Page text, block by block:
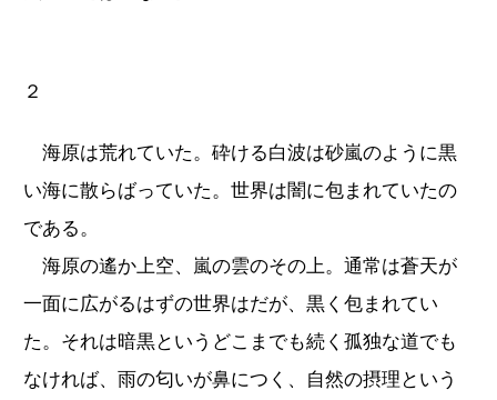
２
海原は荒れていた。砕ける白波は砂嵐のように黒
い海に散らばっていた。世界は闇に包まれていたの
である。
海原の遙か上空、嵐の雲のその上。通常は蒼天が
一面に広がるはずの世界はだが、黒く包まれてい
た。それは暗黒というどこまでも続く孤独な道でも
なければ、雨の匂いが鼻につく、自然の摂理という